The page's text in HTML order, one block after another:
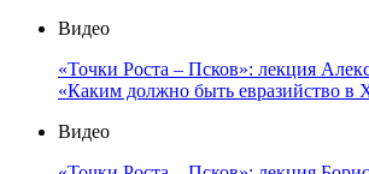
Видео
«Точки Роста – Псков»: лекция
«Каким должно быть евразийство в
Видео